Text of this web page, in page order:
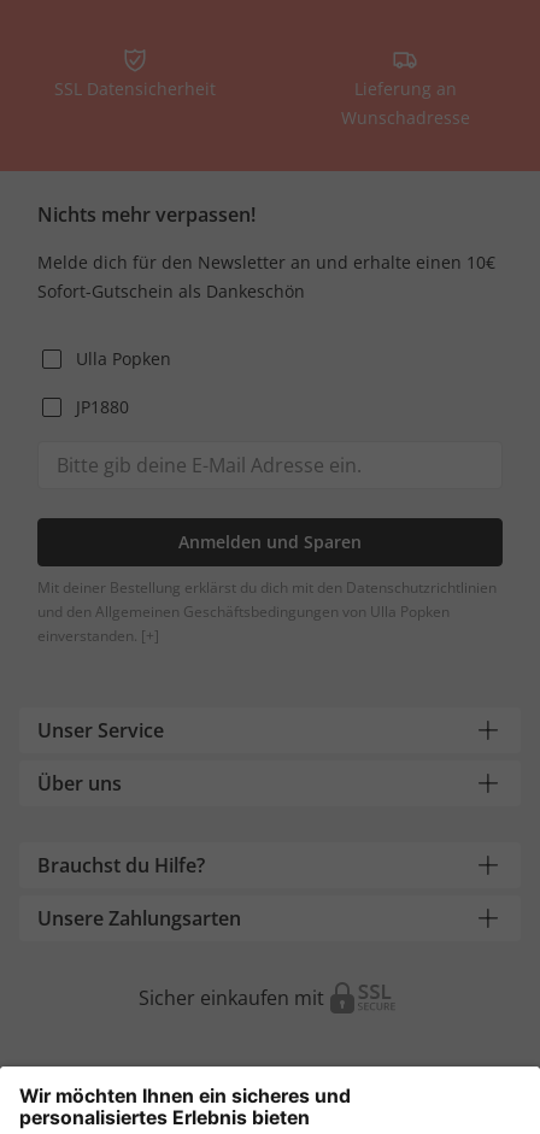
SSL Datensicherheit
Lieferung an
Wunschadresse
Nichts mehr verpassen!
Melde dich für den Newsletter an und erhalte einen 10€
Sofort-Gutschein als Dankeschön
Ulla Popken
JP1880
Anmelden und Sparen
Mit deiner Bestellung erklärst du dich mit den Datenschutzrichtlinien
und den Allgemeinen Geschäftsbedingungen von Ulla Popken
einverstanden. [+]
Unser Service
Über uns
Brauchst du Hilfe?
Unsere Zahlungsarten
Sicher einkaufen mit
Weitere Onlineshops